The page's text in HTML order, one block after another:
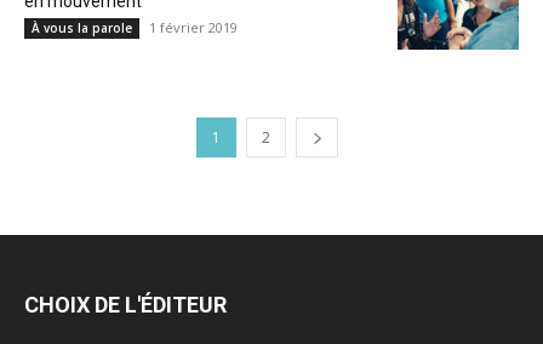
À vous la parole 1 février 2019
1 2
CHOIX DE L'ÉDITEUR